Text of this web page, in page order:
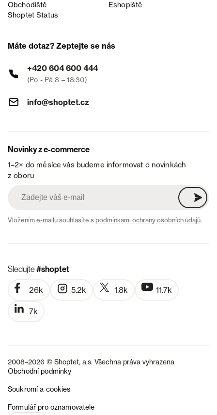
Obchodiště
Eshopiště
Shoptet Status
Máte dotaz? Zeptejte se nás
+420 604 600 444
(Po - Pá 8 – 18:30)
info@shoptet.cz
Novinky z e-commerce
1–2× do měsíce vás budeme informovat o novinkách
z oboru
Vložením e-mailu souhlasíte spodmínkami ochrany osobních údajů.
Sledujte#shoptet
26k 5.2k 1.8k 11.7k
7k
2008–2026 © Shoptet, a.s. Všechna práva vyhrazena
Obchodní podmínky
Soukromí a cookies
Formulář pro oznamovatele